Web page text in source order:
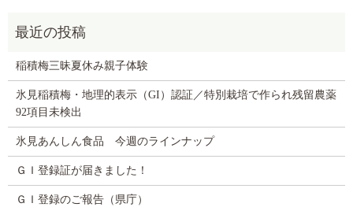
稲積梅三昧夏休み親子体験
氷見稲積梅・地理的表示（GI）認証／特別栽培で作られ残留農薬
92項目未検出
氷見あんしん食品 今週のラインナップ
ＧＩ登録証が届きました！
ＧＩ登録のご報告（県庁）